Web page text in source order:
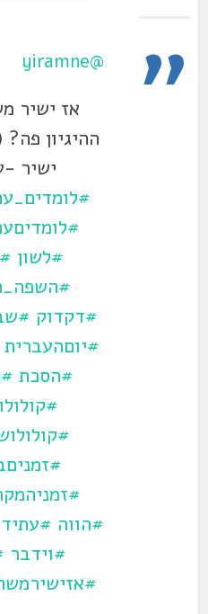
@yiramne
אז ישיר
ההיגיון
ישיר -
#לשון
#דקדוק
#יוםהעברית
#הסכת
#הווה #עתיד
#וידבר